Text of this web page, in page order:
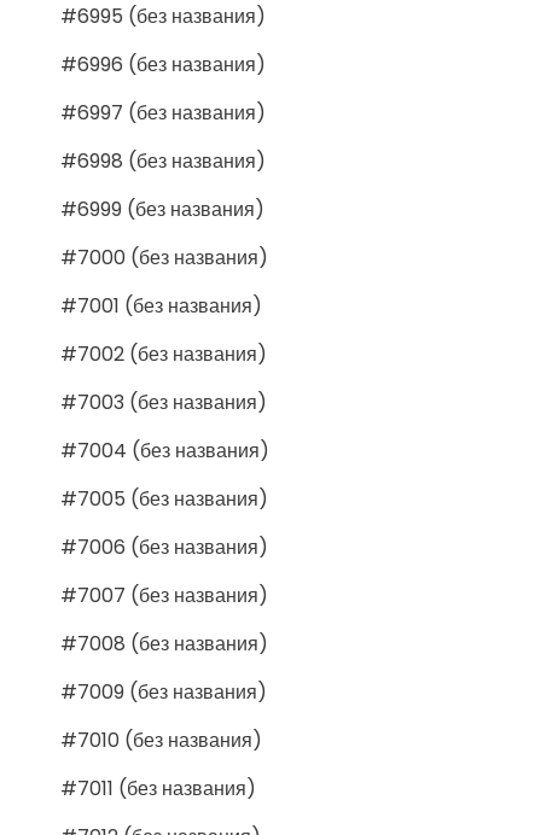
#6995 (без названия)
#6996 (без названия)
#6997 (без названия)
#6998 (без названия)
#6999 (без названия)
#7000 (без названия)
#7001 (без названия)
#7002 (без названия)
#7003 (без названия)
#7004 (без названия)
#7005 (без названия)
#7006 (без названия)
#7007 (без названия)
#7008 (без названия)
#7009 (без названия)
#7010 (без названия)
#7011 (без названия)